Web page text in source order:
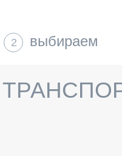
выбираем
2